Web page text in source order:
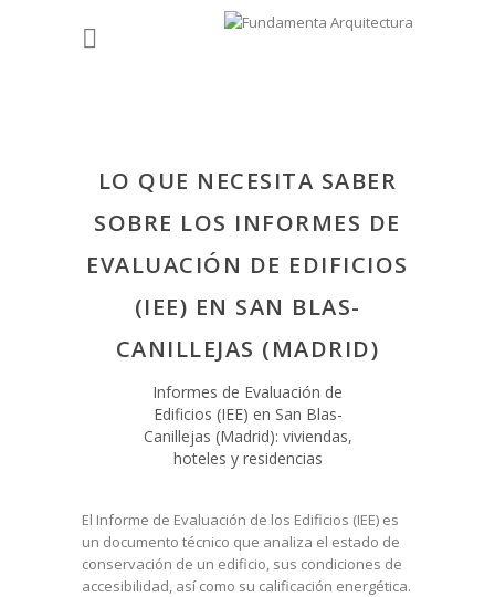
LO QUE NECESITA SABER
SOBRE LOS INFORMES DE
EVALUACIÓN DE EDIFICIOS
(IEE) EN SAN BLAS-
CANILLEJAS (MADRID)
Informes de Evaluación de
Edificios (IEE) en San Blas-
Canillejas (Madrid): viviendas,
hoteles y residencias
El Informe de Evaluación de los Edificios (IEE) es
un documento técnico que analiza el estado de
conservación de un edificio, sus condiciones de
accesibilidad, así como su calificación energética.